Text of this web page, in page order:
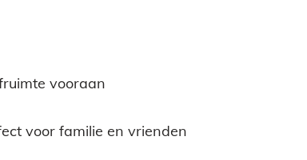
vooraan
voor familie en vrienden